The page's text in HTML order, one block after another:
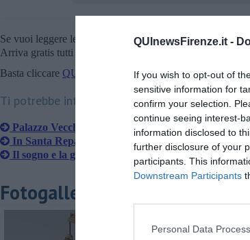
QUInewsFirenze.it -
If you wish to opt-out of
sensitive information for
confirm your selection.
continue seeing interest-
information disclosed to
further disclosure of your
participants. This
Downstream Participants
Personal Data
Se vuoi leggere le notizie principali della Toscana
Arriva gratis tutti i giorni alle 20:00 direttamente nella tua
Basta cliccare QUI
Ti potrebbe interessare anche:
Palazzo Vecchio, 104 milioni di investimenti
In Santa Reparata una targa in memoria di Stibbert
Il sogno e la gloria di Frederick Stibbert
Fotogallery